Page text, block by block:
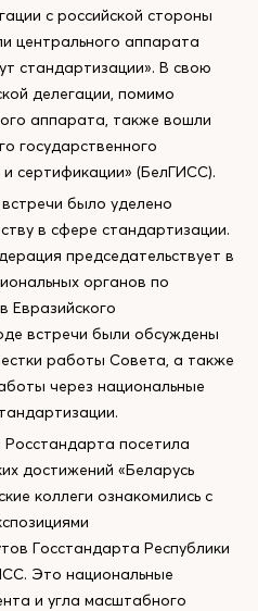
с российской стороны
центрального аппарата
стандартизации». В свою
делегации, помимо
аппарата, также вошли
государственного
сертификации» (БелГИСС).
было уделено
в сфере стандартизации.
председательствует в
органов по
Евразийского
встречи были обсуждены
работы Совета, а также
через национальные
посетила
достижений «Беларусь
коллеги ознакомились с
Госстандарта Республики
Это национальные
и угла масштабного